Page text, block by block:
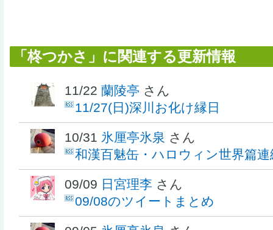
「柊つかさ」に関連する更新情報
11/22 蘭陵亭 さん
11/27(日)深川お化け縁日
10/31 氷厘亭氷泉 さん
和漢百魅缶・ハロウィン世界篇連
09/09 日宮理李 さん
09/08のツイートまとめ